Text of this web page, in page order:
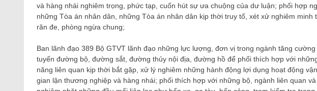
và hàng nhái nghiêm trọng, phức tạp, cuốn hút sự ưa chuộng của dư luận; phối hợp
những Tòa án nhân dân, những Tòa án nhân dân kịp thời truy tố, xét xử nghiêm
răn đe, phòng ngừa chung;
Ban lãnh đạo 389 Bộ GTVT lãnh đạo những lực lượng, đơn vị trong ngành tăng
tuyến đường bộ, đường sắt, đường thủy nội địa, đường hồ để phối thích hợp với
năng liên quan kịp thời bắt gặp, xử lý nghiêm những hành động lợi dụng hoạt động
gian lận thương nghiệp và hàng nhái; phối thích hợp với những bộ, ngành liên quan